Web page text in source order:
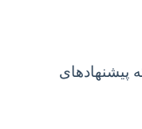
پیشنهادهای